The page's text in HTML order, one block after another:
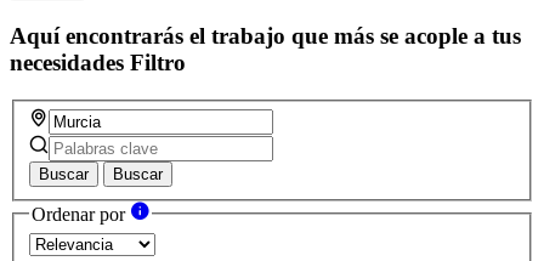
Aquí encontrarás el trabajo que más se acople a tus
necesidades Filtro
Buscar Buscar
Ordenar por